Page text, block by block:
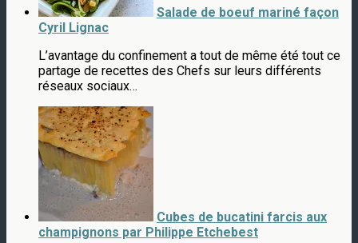
Salade de boeuf mariné façon
Cyril Lignac
L’avantage du confinement a tout de même été tout ce
partage de recettes des Chefs sur leurs différents
réseaux sociaux…
Cubes de bucatini farcis aux
champignons par Philippe Etchebest